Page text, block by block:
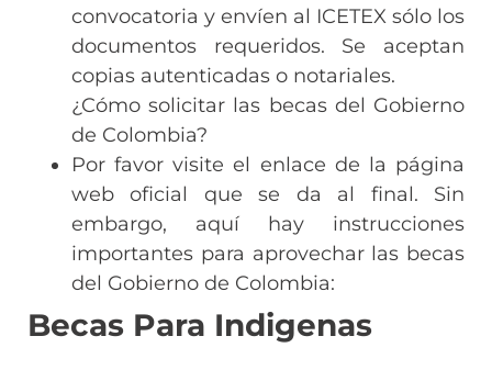
convocatoria y envíen al ICETEX sólo los
documentos requeridos. Se aceptan
copias autenticadas o notariales.
¿Cómo solicitar las becas del Gobierno
de Colombia?
Por favor visite el enlace de la página
web oficial que se da al final. Sin
embargo, aquí hay instrucciones
importantes para aprovechar las becas
del Gobierno de Colombia:
Becas Para Indigenas